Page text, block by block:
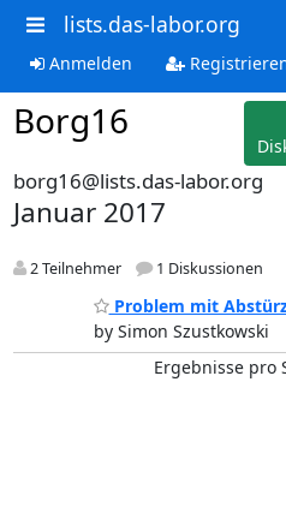
lists.das-labor.org
Anmelden
Borg16
borg16@lists.das-labor.org
Januar 2017
2 Teilnehmer 1 Diskussionen
Problem mit
by Simon Szustkowski
Ergebnisse pro